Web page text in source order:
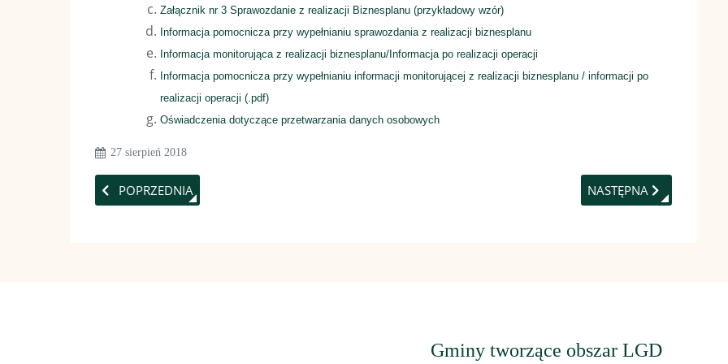
Załącznik nr 3 Sprawozdanie z realizacji Biznesplanu (przykładowy wzór)
Informacja pomocnicza przy wypełnianiu sprawozdania z realizacji biznesplanu
Informacja monitorująca z realizacji biznesplanu/Informacja po realizacji operacji
Informacja pomocnicza przy wypełnianiu informacji monitorującej z realizacji biznesplanu / informacji po
realizacji operacji (.pdf)
Oświadczenia dotyczące przetwarzania danych osobowych
27 sierpień 2018
POPRZEDNIA STRONA: DORADZTWO W BIURZE LGD
POPRZEDNIA NASTĘPNA STRONA:
NASTĘPNA
Gminy tworzące obszar LGD